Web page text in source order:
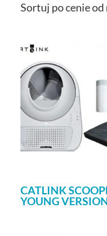
Sortuj po cenie
CATLINK
YOUNG